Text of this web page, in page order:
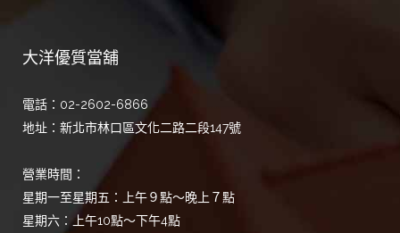
大洋優質當舖
電話：02-2602-6866
地址：新北市林口區文化二路二段147號
營業時間：
星期一至星期五：上午９點～晚上７點
星期六：上午10點～下午4點